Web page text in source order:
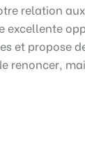
relation
excellente
et propose
renoncer,